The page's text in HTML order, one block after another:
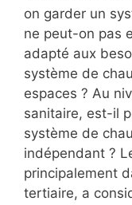
on garder un
ne peut-on pas
adapté aux
système de
espaces ? Au
sanitaire, est-il
système de
indépendant ?
principalement
tertiaire, a